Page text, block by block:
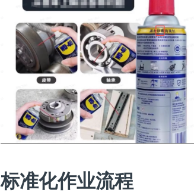
标准化作业流程